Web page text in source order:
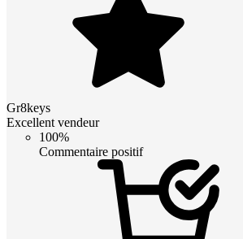
Gr8keys
Excellent vendeur
100%
Commentaire positif